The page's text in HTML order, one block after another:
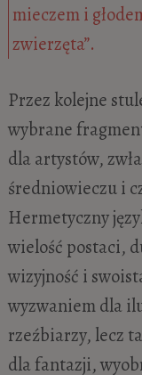
mieczem i
zwierzęta”.
Przez kolejne
wybrane
dla artystów,
średniowieczu i
Hermetyczny
wielość postaci,
wizyjność i
wyzwaniem dla
rzeźbiarzy, lecz
dla fantazji,